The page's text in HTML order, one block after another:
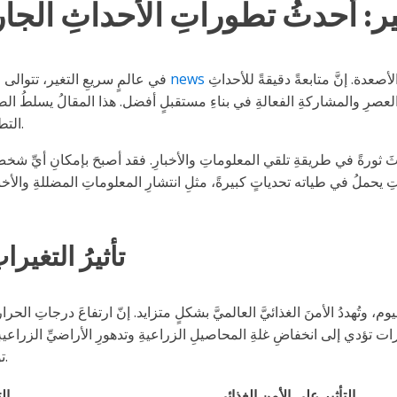
news
والمشاركةِ الفعالةِ في بناءِ مستقبلٍ أفضل. هذا المقالُ يسلطُ
التطوراتِ العَالمية. إنّ فهم هذه الأحداث يمثل جزءاً هاماً من إدراكنا للعالم.
ثورةً في طريقةِ تلقي المعلوماتِ والأخبارِ. فقد أصبحَ بإمكانِ
في طياته تحدياتٍ كبيرةً، مثلِ انتشارِ المعلوماتِ المضللةِ
تأثيرُ
وتُهددُ الأمنَ الغذائيَّ العالميَّ بشكلٍ متزايد. إنّ ارتفاعَ درجاتِ
تؤدي إلى انخفاضِ غلةِ المحاصيلِ الزراعيةِ وتدهورِ الأراضيِّ
تؤثرُ على الثروةِ الحيوانيةِ وتزيدُ من انتشارِ الأمراضِ الزراعيةِ والحيوانية.